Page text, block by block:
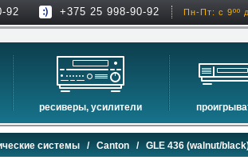
92 +375 25 998-90-92 Пн-Пт: с 9ºº
ресиверы, усилители
проекторы
экраны для проекторов
сетевые
системы / Canton / GLE 436 (walnut/